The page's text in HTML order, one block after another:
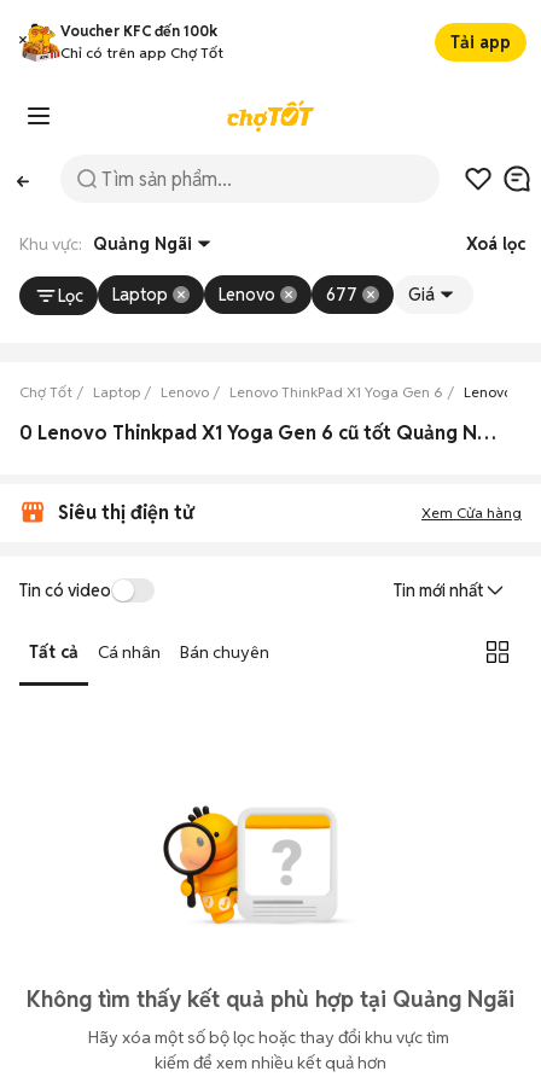
Voucher KFC đến 100k
Chỉ có trên app Chợ Tốt
Tải app
Khu vực: Quảng Ngãi Xoá lọc
Lọc Laptop Lenovo 677 Giá
Chợ Tốt Laptop Lenovo Lenovo ThinkPad X1 Yoga Gen 6 Lenovo
0 Lenovo Thinkpad X1 Yoga Gen 6 cũ tốt Quảng Ngãi
Siêu thị điện tử Xem Cửa hàng
Tin có video Tin mới nhất
Tất cả Cá nhân Bán chuyên
Không tìm thấy kết quả phù hợp tại Quảng Ngãi
Hãy xóa một số bộ lọc hoặc thay đổi khu vực tìm
kiếm để xem nhiều kết quả hơn